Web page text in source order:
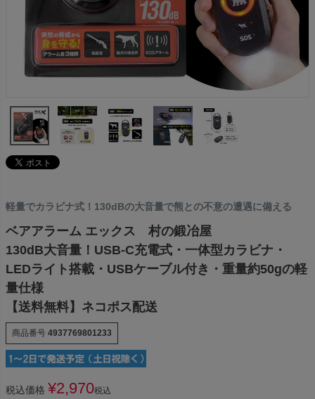
軽量でカラビナ式！130dBの大音量で熊との不意の遭遇に備える
ベアアラーム エックス 村の鍛冶屋
130dB大音量！USB-C充電式・一体型カラビナ・
LEDライト搭載・USBケーブル付き・重量約50gの軽
量仕様
【送料無料】ネコポス配送
商品番号 4937769801233
税込価格 ¥2,970税込